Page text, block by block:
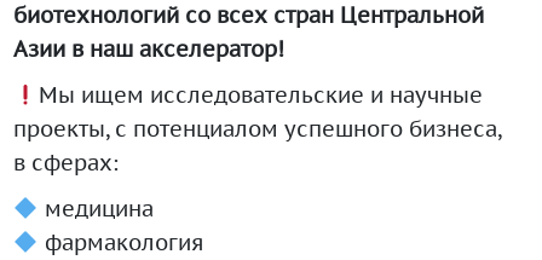
биотехнологий со всех стран Центральной
Азии в наш акселератор!
Мы ищем исследовательские и научные
проекты, с потенциалом успешного бизнеса,
в сферах:
медицина
фармакология